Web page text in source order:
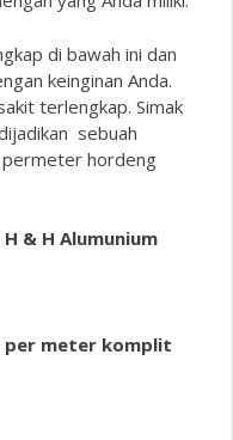
di bawah ini dan
keinginan Anda.
terlengkap. Simak
sebuah
permeter hordeng
& H Alumunium
per meter komplit